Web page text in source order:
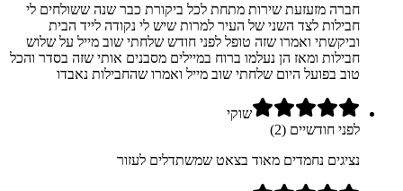
חברה מזעזעת שירות מתחת לכל ביקורת כבר שנה ששולחים לי
חבילות לצד השני של העיר למרות שיש לי נקודה לייד הבית
וביקשתי ואמרו שזה טופל לפני חודש שלחתי שוב מייל על שלוש
חבילות ומאז הן נעלמו ברוח במיילים מסבנים אותי שזה בסדר והכל
טוב בפועל היום שלחתי שוב מייל ואמרו שהחבילות נאבדו
שוקי
לפני חודשיים (2)
נציגים נחמדים מאוד בצאט שמשתדלים לעזור